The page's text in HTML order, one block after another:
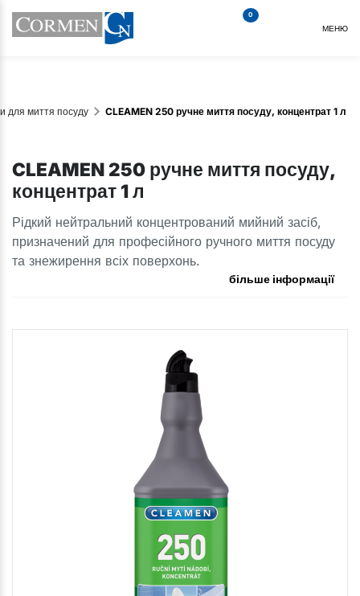
0
МЕНЮ
для миття посуду CLEAMEN 250 ручне миття посуду, концентрат 1 л
CLEAMEN 250 ручне миття посуду,
концентрат 1 л
Рідкий нейтральний концентрований мийний засіб,
призначений для професійного ручного миття посуду
та знежирення всіх поверхонь.
більше інформації